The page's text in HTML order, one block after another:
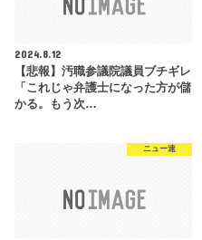
2024.8.12
【悲報】汚職参議院議員ブチギレ
「これじゃ弁護士になった方が儲
かる。もう次…
ニュー速